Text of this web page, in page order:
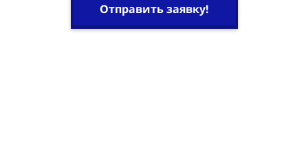
Отправить заявку!